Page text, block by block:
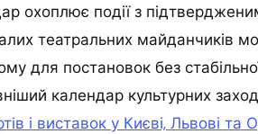
охоплює події з
театральних майданчиків
для постановок без
календар культурних
і виставок у Києві, Львові та